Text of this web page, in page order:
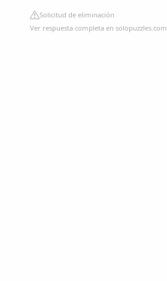
Solicitud de eliminación
Ver respuesta completa en solopuzzles.com